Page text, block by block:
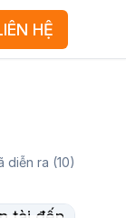
HỆ
diễn ra (10)